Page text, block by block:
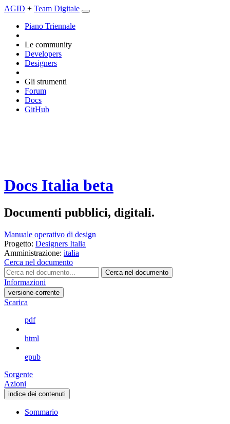
AGID + Team Digitale
Piano Triennale
Le community
Developers
Designers
Gli strumenti
Forum
Docs
GitHub
Docs Italia beta
Documenti pubblici, digitali.
Manuale operativo di design
Progetto: Designers Italia
Amministrazione: italia
Cerca nel documento
Cerca nel documento
Informazioni
versione-corrente
Scarica
pdf
html
epub
Sorgente
Azioni
indice dei contenuti
Sommario